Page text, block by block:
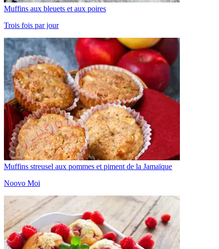
Muffins aux bleuets et aux poires
Trois fois par jour
Muffins streusel aux pommes et piment de la Jamaïque
Noovo Moi